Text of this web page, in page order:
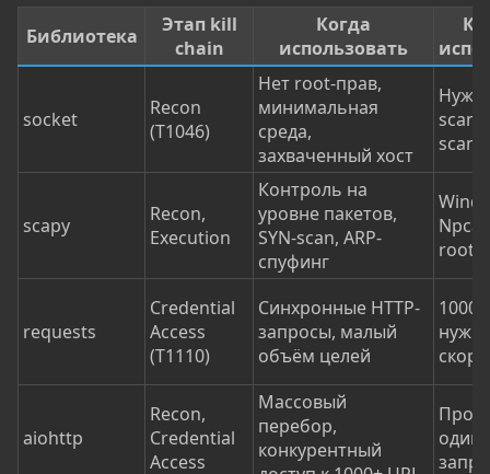
Библиотека
Этап kill
chain
Когда
использовать
socket
Recon
(T1046)
Нет root-прав,
минимальная
среда,
захваченный хост
scan
scan
scapy
Recon,
Execution
Контроль на
уровне пакетов,
SYN-scan, ARP-
спуфинг
root
requests
Credential
Access
(T1110)
Синхронные HTTP-
запросы, малый
объём целей
aiohttp
Recon,
Credential
Access
Массовый
перебор,
конкурентный